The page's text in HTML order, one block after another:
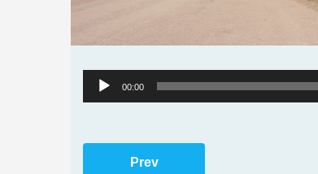
Audio
Player
00:00
Prev